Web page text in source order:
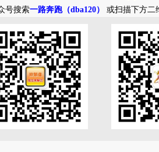
号搜索一路奔跑（dba120） 或扫描下方二